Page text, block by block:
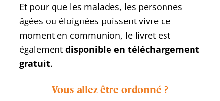
Et pour que les malades, les personnes
âgées ou éloignées puissent vivre ce
moment en communion, le livret est
égalementdisponible en téléchargement
gratuit.
Vous allez être ordonné ?